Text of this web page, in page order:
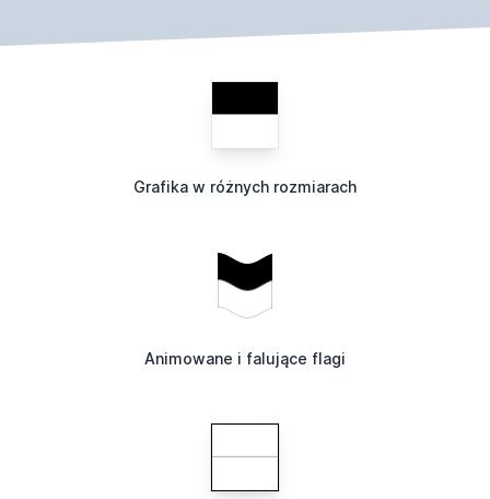
Grafika w różnych rozmiarach
Animowane i falujące flagi